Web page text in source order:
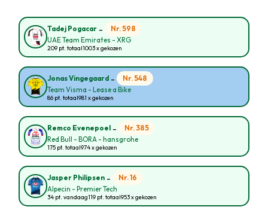
Tadej Pogacar - Nr. 598
UAE Team Emirates - XRG
209 pt. totaal1003 x gekozen
Jonas Vingegaard - Nr. 548
Team Visma - Lease a Bike
86 pt. totaal981 x gekozen
Remco Evenepoel - Nr. 385
Red Bull - BORA - hansgrohe
175 pt. totaal974 x gekozen
Jasper Philipsen - Nr. 16
Alpecin - Premier Tech
34 pt. vandaag119 pt. totaal953 x gekozen